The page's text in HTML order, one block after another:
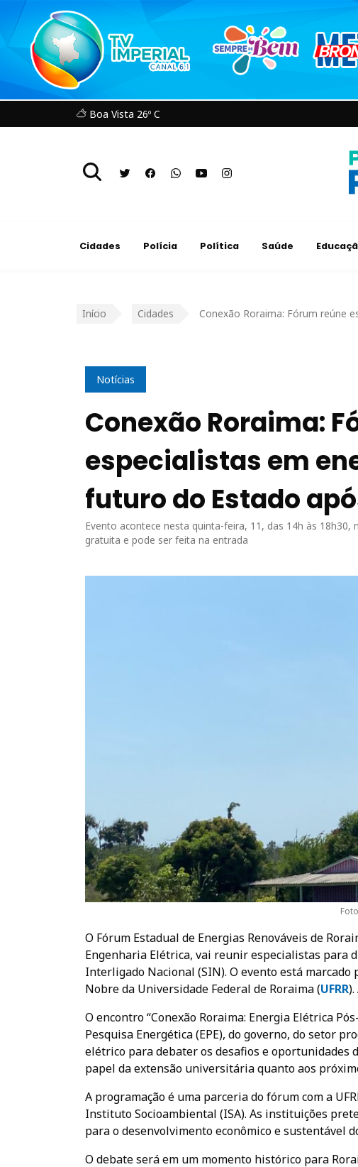
Boa Vista 26º C
Cidades Polícia Política Saúde
Início Cidades Conexão Roraima: Fórum reúne
Notícias
Conexão Roraima:
especialistas em
futuro do Estado
Evento acontece nesta quinta-feira, 11, das 14h às
gratuita e pode ser feita na entrada
O Fórum Estadual de Energias Renováveis de
Engenharia Elétrica, vai reunir especialistas para
Interligado Nacional (SIN). O evento está
Nobre da Universidade Federal de Roraima (UFRR
O encontro “Conexão Roraima: Energia Elétrica
Pesquisa Energética (EPE), do governo, do setor
elétrico para debater os desafios e oportunidades
papel da extensão universitária quanto aos
A programação é uma parceria do fórum com a
Instituto Socioambiental (ISA). As instituições
para o desenvolvimento econômico e sustentável
O debate será em um momento histórico para